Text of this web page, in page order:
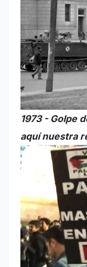
1973 - Golpe
aquí nuestra